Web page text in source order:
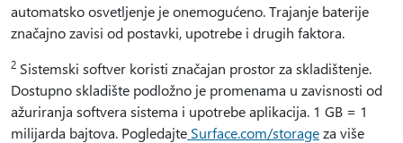
automatsko osvetljenje je onemogućeno. Trajanje baterije
značajno zavisi od postavki, upotrebe i drugih faktora.
2 Sistemski softver koristi značajan prostor za skladištenje.
Dostupno skladište podložno je promenama u zavisnosti od
ažuriranja softvera sistema i upotrebe aplikacija. 1 GB = 1
milijarda bajtova. Pogledajte Surface.com/storageza više